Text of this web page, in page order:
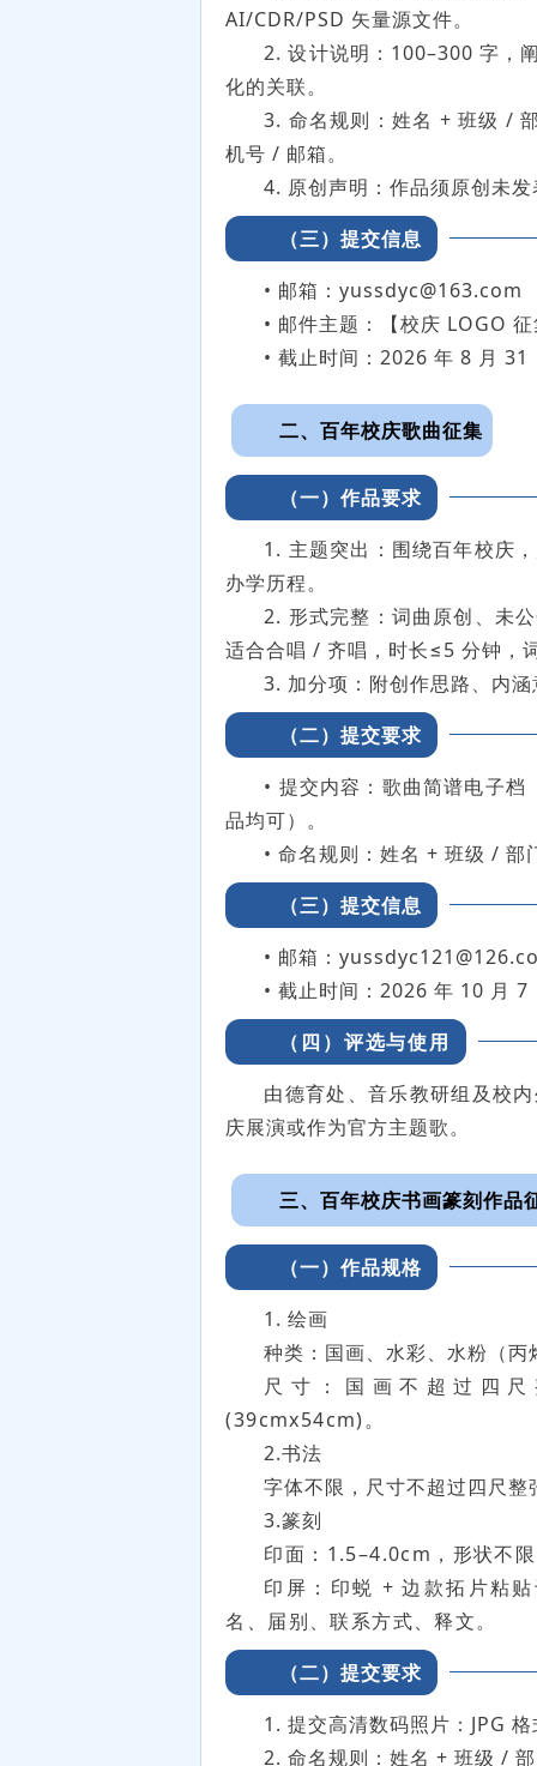
AI/CDR/PSD 矢量源文件。
2. 设计说明：100–300 字，
化的关联。
3. 命名规则：姓名 + 班级 /
机号 / 邮箱。
4. 原创声明：作品须原创未
（三）提交信息
• 邮箱：yussdyc@163.com
• 邮件主题：【校庆 LOGO
• 截止时间：2026 年 8 月
二、百年校庆歌曲征集
（一）作品要求
1. 主题突出：围绕百年校庆
办学历程。
2. 形式完整：词曲原创、未
适合合唱 / 齐唱，时长≤5 分钟，
3. 加分项：附创作思路、内
（二）提交要求
• 提交内容：歌曲简谱电子
品均可）。
• 命名规则：姓名 + 班级 /
（三）提交信息
• 邮箱：
• 截止时间：2026 年 10 月 7
（四）评选与使用
由德育处、音乐教研组及校
庆展演或作为官方主题歌。
三、百年校庆书画篆刻作品
（一）作品规格
1. 绘画
种类：国画、水彩、水粉（丙
尺寸：国画不超过四尺
(39cmx54cm)。
2.书法
字体不限，尺寸不超过四尺
3.篆刻
印面：1.5–4.0cm，形状不
印屏：印蜕 + 边款拓片粘
名、届别、联系方式、释文。
（二）提交要求
1. 提交高清数码照片：JPG
2. 命名规则：姓名 + 班级 /